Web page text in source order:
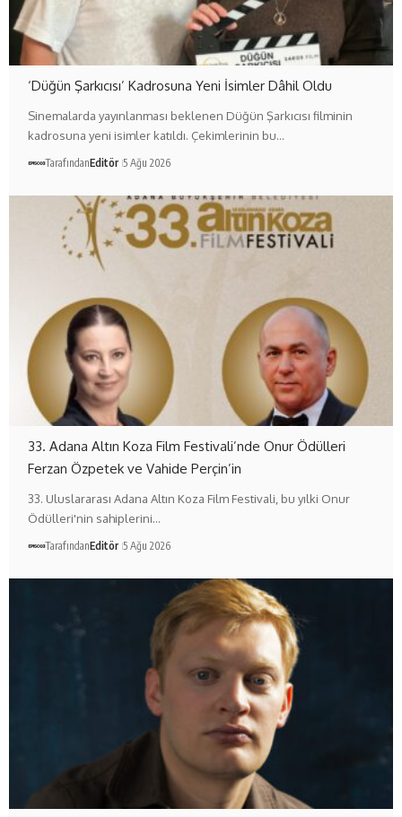
‘Düğün Şarkıcısı’ Kadrosuna Yeni İsimler Dâhil Oldu
Sinemalarda yayınlanması beklenen Düğün Şarkıcısı filminin
kadrosuna yeni isimler katıldı. Çekimlerinin bu…
TarafındanEditör 5 Ağu 2026
33. Adana Altın Koza Film Festivali’nde Onur Ödülleri
Ferzan Özpetek ve Vahide Perçin’in
33. Uluslararası Adana Altın Koza Film Festivali, bu yılki Onur
Ödülleri'nin sahiplerini…
TarafındanEditör 5 Ağu 2026